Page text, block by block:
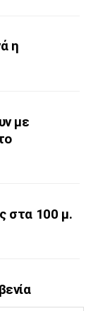
η
με
στα 100 μ.